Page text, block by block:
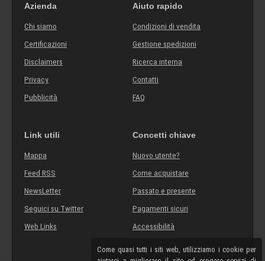
Come quasi tutti i siti web, utilizziamo i cookie per
Azienda
Chi siamo
Certificazioni
Disclaimers
Privacy
Pubblicità
Aiuto rapido
Condizioni di vendita
Gestione spedizioni
Ricerca interna
Contatti
FAQ
Link utili
Mappa
Feed RSS
NewsLetter
Seguici su Twitter
Web Links
Concetti chiave
Nuovo utente?
Come acquistare
Passato e presente
Pagamenti sicuri
Accessibilità